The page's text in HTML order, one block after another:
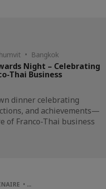
• Bangkok
Night – Celebrating
Thai Business
dinner celebrating
and achievements—
of Franco-Thai business
• …